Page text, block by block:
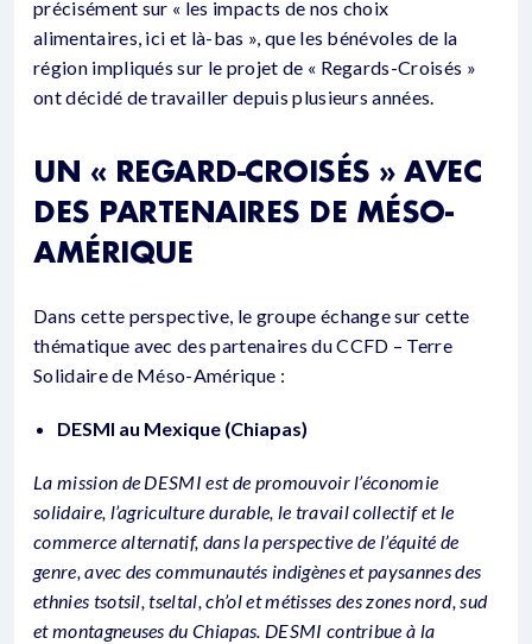
précisément sur « les impacts de nos choix
alimentaires, ici et là-bas », que les bénévoles de la
région impliqués sur le projet de « Regards-Croisés »
ont décidé de travailler depuis plusieurs années.
UN « REGARD-CROISÉS » AVEC
DES PARTENAIRES DE MÉSO-
AMÉRIQUE
Dans cette perspective, le groupe échange sur cette
thématique avec des partenaires du CCFD – Terre
Solidaire de Méso-Amérique :
DESMI au Mexique (Chiapas)
La mission de DESMI est de promouvoir l’économie
solidaire, l’agriculture durable, le travail collectif et le
commerce alternatif, dans la perspective de l’équité de
genre, avec des communautés indigènes et paysannes des
ethnies tsotsil, tseltal, ch’ol et métisses des zones nord, sud
et montagneuses du Chiapas. DESMI contribue à la